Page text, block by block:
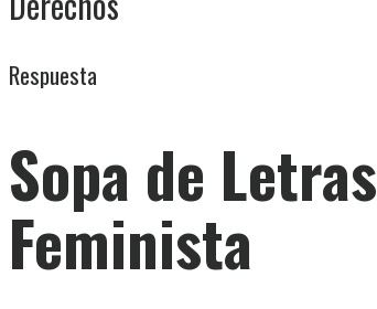
Respuesta
Sopa de Letras
Feminista